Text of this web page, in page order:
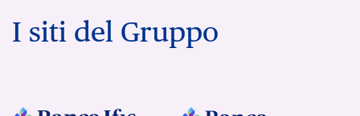
I siti del Gruppo